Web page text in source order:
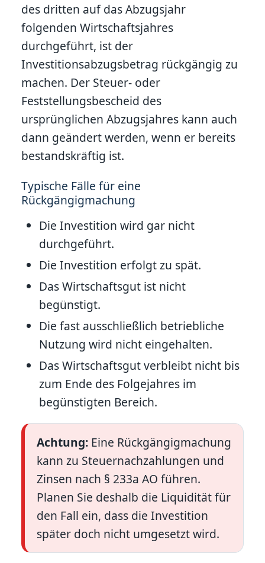
des dritten auf das Abzugsjahr
folgenden Wirtschaftsjahres
durchgeführt, ist der
Investitionsabzugsbetrag rückgängig zu
machen. Der Steuer- oder
Feststellungsbescheid des
ursprünglichen Abzugsjahres kann auch
dann geändert werden, wenn er bereits
bestandskräftig ist.
Typische Fälle für eine
Rückgängigmachung
Die Investition wird gar nicht
durchgeführt.
Die Investition erfolgt zu spät.
Das Wirtschaftsgut ist nicht
begünstigt.
Die fast ausschließlich betriebliche
Nutzung wird nicht eingehalten.
Das Wirtschaftsgut verbleibt nicht bis
zum Ende des Folgejahres im
begünstigten Bereich.
Achtung: Eine Rückgängigmachung
kann zu Steuernachzahlungen und
Zinsen nach § 233a AO führen.
Planen Sie deshalb die Liquidität für
den Fall ein, dass die Investition
später doch nicht umgesetzt wird.